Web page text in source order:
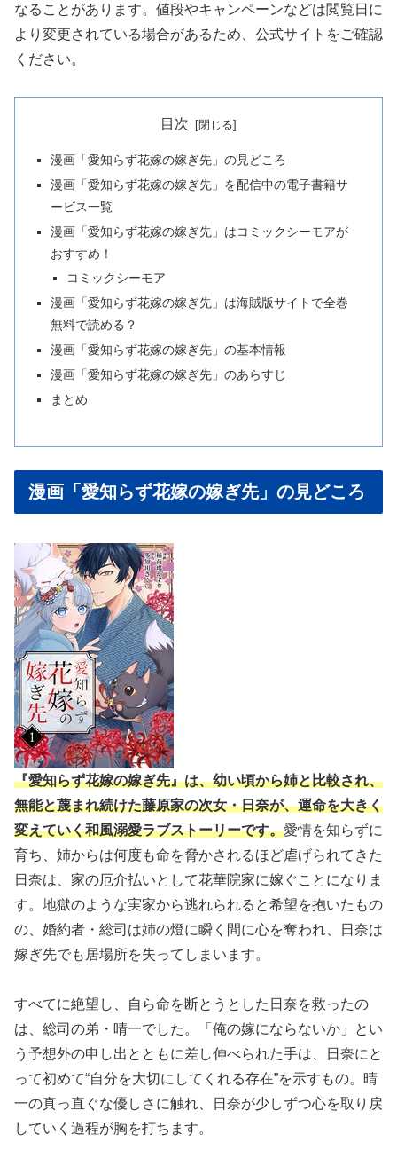
なることがあります。値段やキャンペーンなどは閲覧日に
より変更されている場合があるため、公式サイトをご確認
ください。
目次
漫画「愛知らず花嫁の嫁ぎ先」の見どころ
漫画「愛知らず花嫁の嫁ぎ先」を配信中の電子書籍サ
ービス一覧
漫画「愛知らず花嫁の嫁ぎ先」はコミックシーモアが
おすすめ！
コミックシーモア
漫画「愛知らず花嫁の嫁ぎ先」は海賊版サイトで全巻
無料で読める？
漫画「愛知らず花嫁の嫁ぎ先」の基本情報
漫画「愛知らず花嫁の嫁ぎ先」のあらすじ
まとめ
漫画「愛知らず花嫁の嫁ぎ先」の見どころ
『愛知らず花嫁の嫁ぎ先』は、幼い頃から姉と比較され、
無能と蔑まれ続けた藤原家の次女・日奈が、運命を大きく
変えていく和風溺愛ラブストーリーです。愛情を知らずに
育ち、姉からは何度も命を脅かされるほど虐げられてきた
日奈は、家の厄介払いとして花華院家に嫁ぐことになりま
す。地獄のような実家から逃れられると希望を抱いたもの
の、婚約者・総司は姉の燈に瞬く間に心を奪われ、日奈は
嫁ぎ先でも居場所を失ってしまいます。
すべてに絶望し、自ら命を断とうとした日奈を救ったの
は、総司の弟・晴一でした。「俺の嫁にならないか」とい
う予想外の申し出とともに差し伸べられた手は、日奈にと
って初めて“自分を大切にしてくれる存在”を示すもの。晴
一の真っ直ぐな優しさに触れ、日奈が少しずつ心を取り戻
していく過程が胸を打ちます。